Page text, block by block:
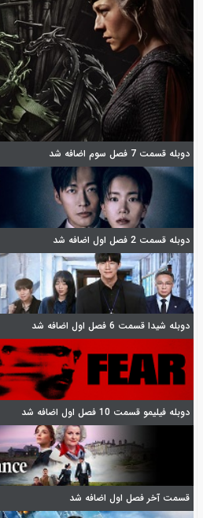
دوبله قسمت 7 فصل سوم اضافه شد
دوبله قسمت 2 فصل اول اضافه شد
دوبله شیدا قسمت 6 فصل اول اضافه شد
دوبله فیلیمو قسمت 10 فصل اول اضافه شد
قسمت آخر فصل اول اضافه شد